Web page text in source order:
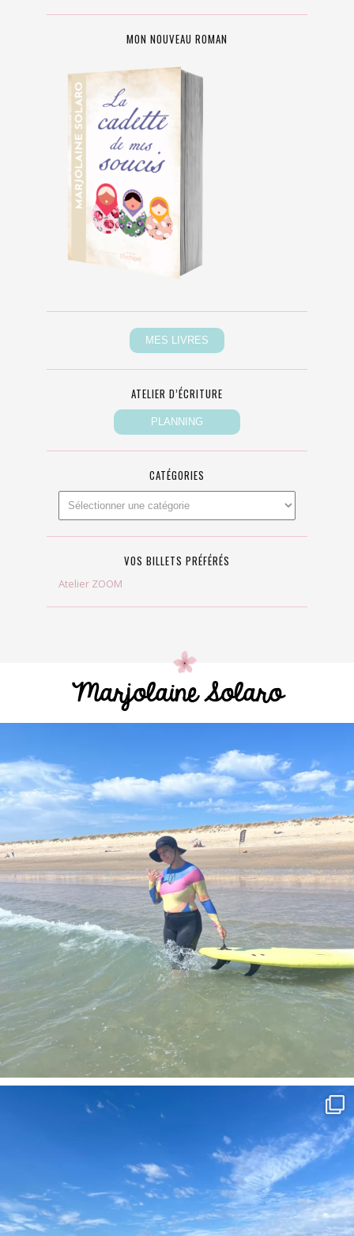
MON NOUVEAU ROMAN
ATELIER D’ÉCRITURE
CATÉGORIES
VOS BILLETS PRÉFÉRÉS
Atelier ZOOM
Marjolaine Solaro